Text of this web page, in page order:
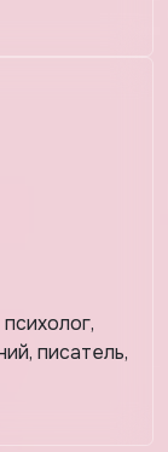
писатель,